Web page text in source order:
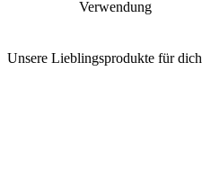
Verwendung
Unsere Lieblingsprodukte für dich